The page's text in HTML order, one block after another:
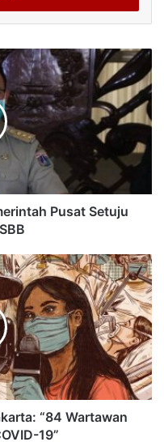
Pusat Setuju
“84 Wartawan
19”